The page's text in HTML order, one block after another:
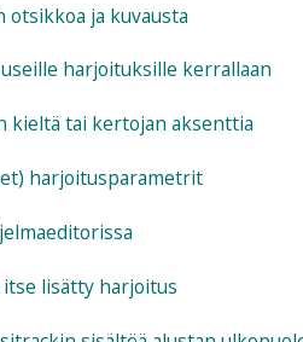
ja kuvausta
harjoituksille kerrallaan
kieltä tai kertojan aksenttia
harjoitusparametrit
lisätty harjoitus